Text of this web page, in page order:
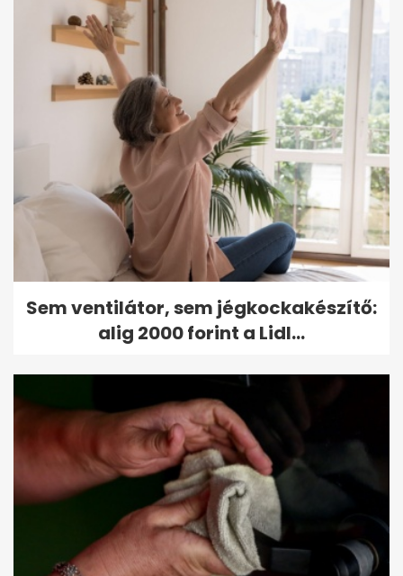
Sem ventilátor, sem jégkockakészítő:
alig 2000 forint a Lidl...